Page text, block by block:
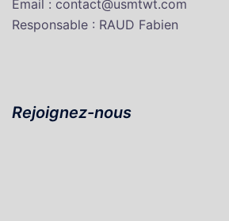
Email : contact@usmtwt.com
Responsable : RAUD Fabien
Rejoignez-nous